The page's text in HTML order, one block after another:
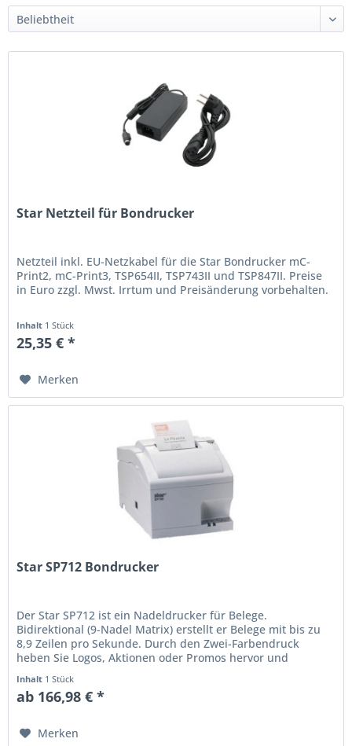
Star Netzteil für Bondrucker
Netzteil inkl. EU-Netzkabel für die Star Bondrucker mC-
Print2, mC-Print3, TSP654II, TSP743II und TSP847II. Preise
in Euro zzgl. Mwst. Irrtum und Preisänderung vorbehalten.
Inhalt 1 Stück
25,35 € *
Merken
Star SP712 Bondrucker
Der Star SP712 ist ein Nadeldrucker für Belege.
Bidirektional (9-Nadel Matrix) erstellt er Belege mit bis zu
8,9 Zeilen pro Sekunde. Durch den Zwei-Farbendruck
heben Sie Logos, Aktionen oder Promos hervor und
Inhalt 1 Stück
ab 166,98 € *
Merken